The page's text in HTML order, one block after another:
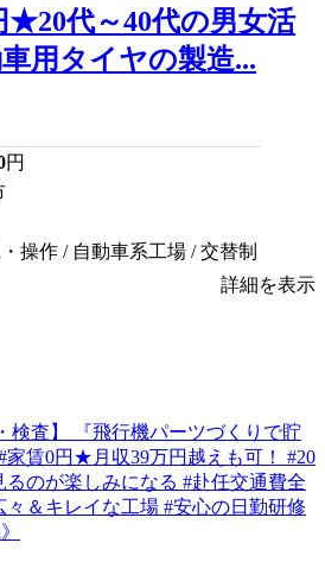
★20代～40代の男女活
用タイヤの製造...
円
操作 / 自動車系工場 / 交替制
詳細を表示